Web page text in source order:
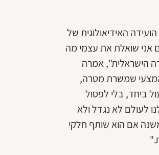
האידיאולוגית של
אני שואלת את עצמי מה
הישראלית", אמרה
אמצעי שמשרת מטרה,
ביחד, בלי לפסול
לעולם לא נגדל ולא
אם הוא שותף חלקי